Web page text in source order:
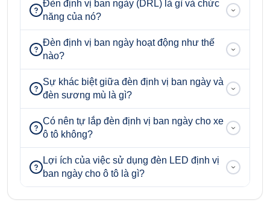
Đèn định vị ban ngày (DRL) là gì và chức
năng của nó?
Đèn định vị ban ngày hoạt động như thế
nào?
Sự khác biệt giữa đèn định vị ban ngày và
đèn sương mù là gì?
Có nên tự lắp đèn định vị ban ngày cho xe
ô tô không?
Lợi ích của việc sử dụng đèn LED định vị
ban ngày cho ô tô là gì?